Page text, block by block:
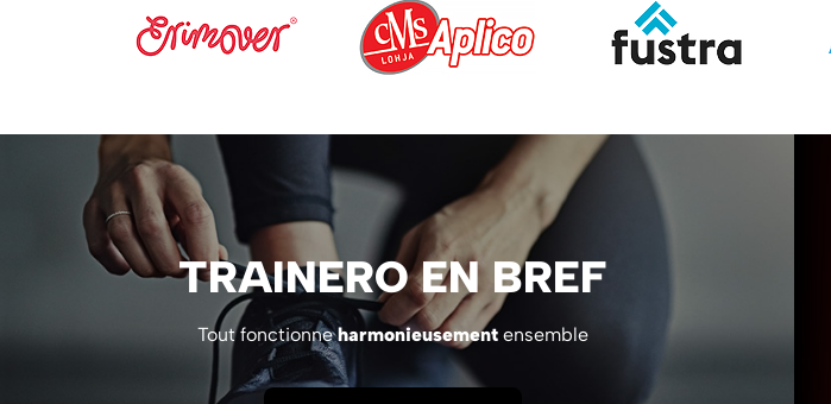
TRAINERO EN BREF
Tout fonctionneharmonieusementensemble